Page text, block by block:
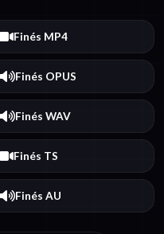
Finés MP4
Finés OPUS
Finés WAV
Finés TS
Finés AU